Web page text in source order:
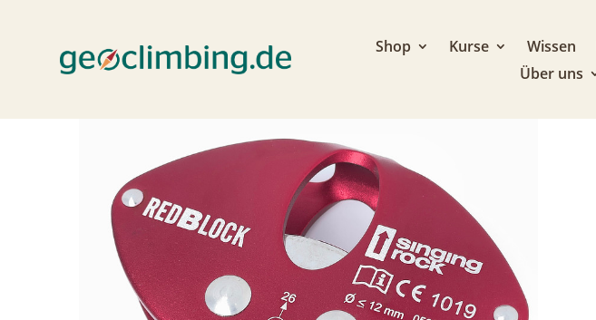
Shop Kurse Wissen
Über uns